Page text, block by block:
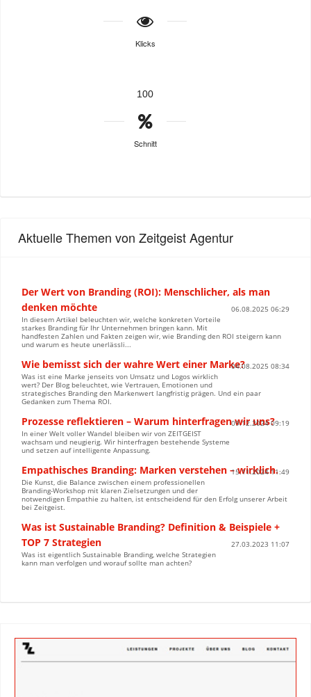
Klicks
100
Schnitt
Aktuelle Themen von Zeitgeist Agentur
Der Wert von Branding (ROI): Menschlicher, als man
denken möchte
06.08.2025 06:29
In diesem Artikel beleuchten wir, welche konkreten Vorteile
starkes Branding für Ihr Unternehmen bringen kann. Mit
handfesten Zahlen und Fakten zeigen wir, wie Branding den ROI steigern kann
und warum es heute unerlässli...
Wie bemisst sich der wahre Wert einer Marke?04.08.2025 08:34
Was ist eine Marke jenseits von Umsatz und Logos wirklich
wert? Der Blog beleuchtet, wie Vertrauen, Emotionen und
strategisches Branding den Markenwert langfristig prägen. Und ein paar
Gedanken zum Thema ROI.
Prozesse reflektieren – Warum hinterfragen wir uns?
09.12.2024 09:19
In einer Welt voller Wandel bleiben wir von ZEITGEIST
wachsam und neugierig. Wir hinterfragen bestehende Systeme
und setzen auf intelligente Anpassung.
Empathisches Branding: Marken verstehen – wirklich.
15.11.2024 11:49
Die Kunst, die Balance zwischen einem professionellen
Branding-Workshop mit klaren Zielsetzungen und der
notwendigen Empathie zu halten, ist entscheidend für den Erfolg unserer Arbeit
bei Zeitgeist.
Was ist Sustainable Branding? Definition & Beispiele +
TOP 7 Strategien
27.03.2023 11:07
Was ist eigentlich Sustainable Branding, welche Strategien
kann man verfolgen und worauf sollte man achten?